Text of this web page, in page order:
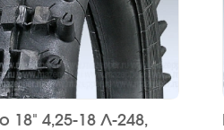
18" 4,25-18 Л-248,